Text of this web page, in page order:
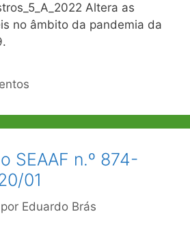
Altera as
no âmbito da pandemia da
SEAAF n.º 874-
01
por Eduardo Brás